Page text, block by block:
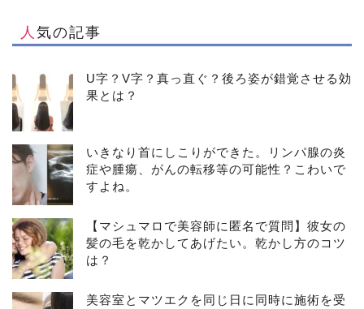
人気の記事
U字？V字？真っ直ぐ？後ろ姿が錯覚させる効
果とは？
いきなり首にしこりができた。リンパ腺の炎
症や腫瘍、がんの転移等の可能性？こわいで
すよね。
【マシュマロで美容師に匿名で質問】彼女の
髪の毛を乾かしてあげたい。乾かし方のコツ
は？
美容室とマツエクを同じ日に同時に施術を受